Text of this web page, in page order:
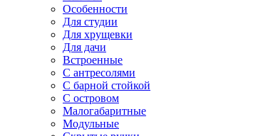
Особенности
Для студии
Для хрущевки
Для дачи
Встроенные
С антресолями
С барной стойкой
С островом
Малогабаритные
Модульные